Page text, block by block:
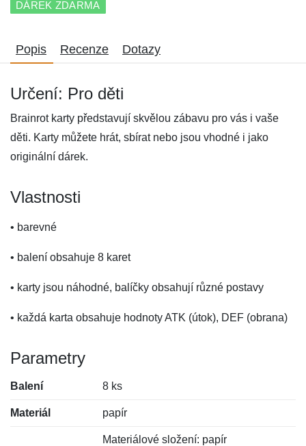
DÁREK ZDARMA
Popis Recenze Dotazy
Určení: Pro děti
Brainrot karty představují skvělou zábavu pro vás i vaše
děti. Karty můžete hrát, sbírat nebo jsou vhodné i jako
originální dárek.
Vlastnosti
• barevné
• balení obsahuje 8 karet
• karty jsou náhodné, balíčky obsahují různé postavy
• každá karta obsahuje hodnoty ATK (útok), DEF (obrana)
Parametry
Balení 8 ks
Materiál papír
Materiálové složení: papír